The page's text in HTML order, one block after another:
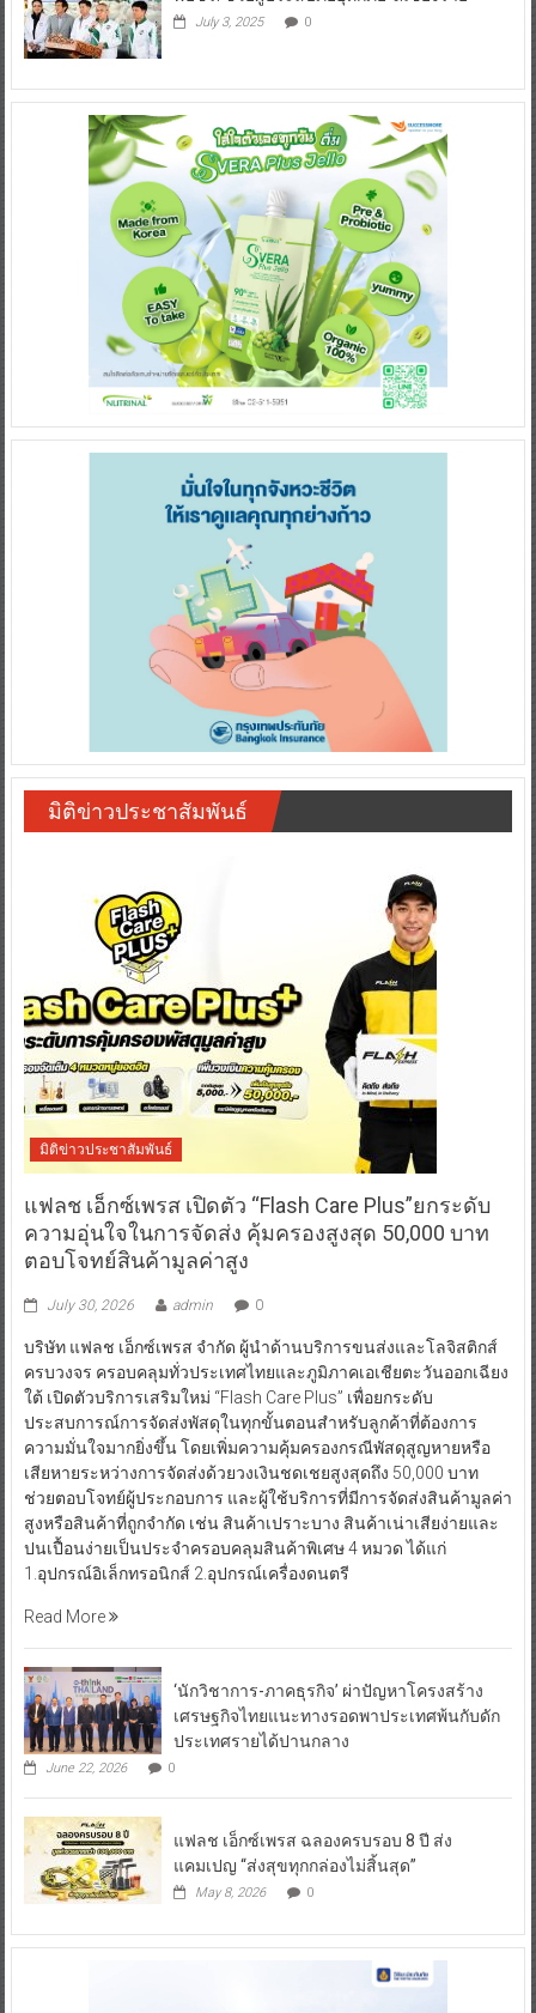
July 3, 2025 0
มิติข่าวประชาสัมพันธ์
มิติข่าวประชาสัมพันธ์
แฟลช เอ็กซ์เพรส เปิดตัว “Flash Care Plus”ยกระดับ
ความอุ่นใจในการจัดส่ง คุ้มครองสูงสุด 50,000 บาท
ตอบโจทย์สินค้ามูลค่าสูง
July 30, 2026 admin 0
บริษัท แฟลช เอ็กซ์เพรส จำกัด ผู้นำด้านบริการขนส่งและโลจิสติกส์
ครบวงจร ครอบคลุมทั่วประเทศไทยและภูมิภาคเอเชียตะวันออกเฉียง
ใต้ เปิดตัวบริการเสริมใหม่ “Flash Care Plus” เพื่อยกระดับ
ประสบการณ์การจัดส่งพัสดุในทุกขั้นตอนสำหรับลูกค้าที่ต้องการ
ความมั่นใจมากยิ่งขึ้น โดยเพิ่มความคุ้มครองกรณีพัสดุสูญหายหรือ
เสียหายระหว่างการจัดส่งด้วยวงเงินชดเชยสูงสุดถึง 50,000 บาท
ช่วยตอบโจทย์ผู้ประกอบการ และผู้ใช้บริการที่มีการจัดส่งสินค้ามูลค่า
สูงหรือสินค้าที่ถูกจำกัด เช่น สินค้าเปราะบาง สินค้าเน่าเสียง่ายและ
ปนเปื้อนง่ายเป็นประจำครอบคลุมสินค้าพิเศษ 4 หมวด ได้แก่
1.อุปกรณ์อิเล็กทรอนิกส์ 2.อุปกรณ์เครื่องดนตรี
Read More
‘นักวิชาการ-ภาคธุรกิจ’ ผ่าปัญหาโครงสร้าง
เศรษฐกิจไทยแนะทางรอดพาประเทศพ้นกับดัก
ประเทศรายได้ปานกลาง
June 22, 2026 0
แฟลช เอ็กซ์เพรส ฉลองครบรอบ 8 ปี ส่ง
แคมเปญ “ส่งสุขทุกกล่องไม่สิ้นสุด”
May 8, 2026 0